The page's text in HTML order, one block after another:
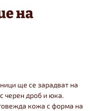
на
ще се зарадват на
черен дроб и юка.
кожа с форма на